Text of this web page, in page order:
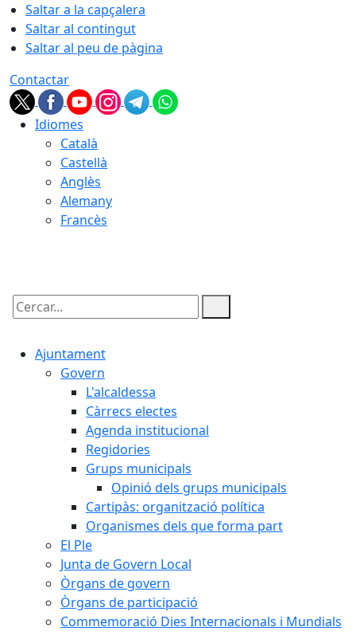
Saltar a la capçalera
Saltar al contingut
Saltar al peu de pàgina
Contactar
Idiomes
Català
Castellà
Anglès
Alemany
Francès
Cercar:
Ajuntament
Govern
L'alcaldessa
Càrrecs electes
Agenda institucional
Regidories
Grups municipals
Opinió dels grups municipals
Cartipàs: organització política
Organismes dels que forma part
El Ple
Junta de Govern Local
Òrgans de govern
Òrgans de participació
Commemoració Dies Internacionals i Mundials